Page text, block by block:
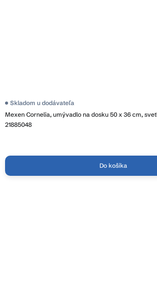
Mexen Cornelia, umývadlo na dosku 50 x 36 cm,
21885048
Skladom u dodávateľa
Do košíka